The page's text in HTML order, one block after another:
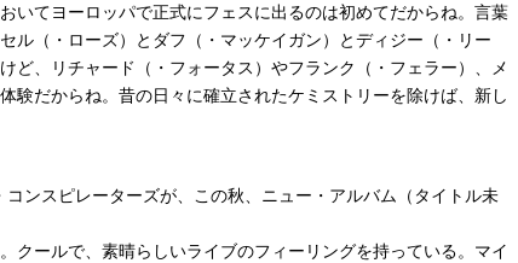
いてヨーロッパで正式にフェスに出るのは初めてだからね。言葉
ル（・ローズ）とダフ（・マッケイガン）とディジー（・リー
ど、リチャード（・フォータス）やフランク（・フェラー）、メ
験だからね。昔の日々に確立されたケミストリーを除けば、新し
ンスピレーターズが、この秋、ニュー・アルバム（タイトル未
クールで、素晴らしいライブのフィーリングを持っている。マイ